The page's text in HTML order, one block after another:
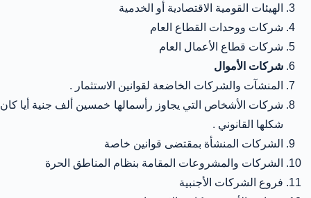
الهيئات القومية الاقتصادية أو الخدمية
شركات ووحدات القطاع العام
شركات قطاع الأعمال العام
شركات الأموال
المنشآت والشركات الخاضعة لقوانين الاستثمار .
شركات الأشخاص التي يجاوز رأسمالها خمسين ألف جنية أيا كان
شكلها القانوني .
الشركات المنشأة بمقتضى قوانين خاصة
الشركات والمشروعات المقامة بنظام المناطق الحرة
فروع الشركات الأجنبية